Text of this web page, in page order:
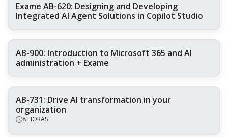
Exame AB-620: Designing and Developing
Integrated AI Agent Solutions in Copilot Studio
AB-900: Introduction to Microsoft 365 and AI
administration + Exame
AB-731: Drive AI transformation in your
organization
8 HORAS